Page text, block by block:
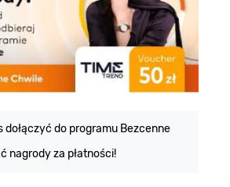
dołączyć do programu Bezcenne
nagrody za płatności!